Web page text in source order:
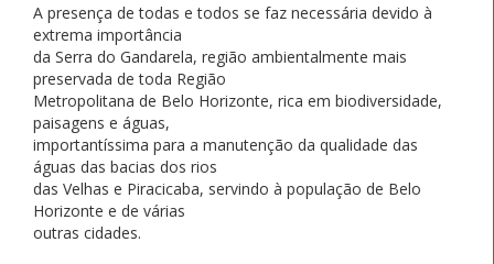
A presença de todas e todos se faz necessária devido à
extrema importância
da Serra do Gandarela, região ambientalmente mais
preservada de toda Região
Metropolitana de Belo Horizonte, rica em biodiversidade,
paisagens e águas,
importantíssima para a manutenção da qualidade das
águas das bacias dos rios
das Velhas e Piracicaba, servindo à população de Belo
Horizonte e de várias
outras cidades.